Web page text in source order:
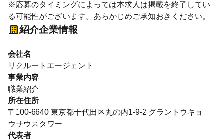
※応募のタイミングによっては本求人は掲載を終了してい
る可能性がございます。あらかじめご承知おきください。
紹介企業情報
会社名
リクルートエージェント
事業内容
職業紹介
所在住所
〒100-6640 東京都千代田区丸の内1-9-2 グラントウキョ
ウサウスタワー
代表者